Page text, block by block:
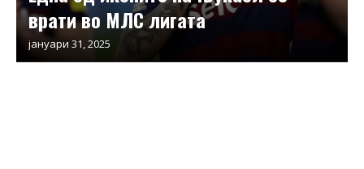
врати во МЛС лигата
јануари 31, 2025